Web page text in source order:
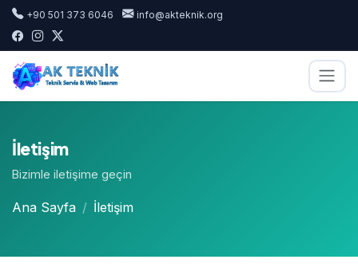
+90 501 373 6046 info@akteknik.org
İletişim
Bizimle iletişime geçin
Ana Sayfa İletişim